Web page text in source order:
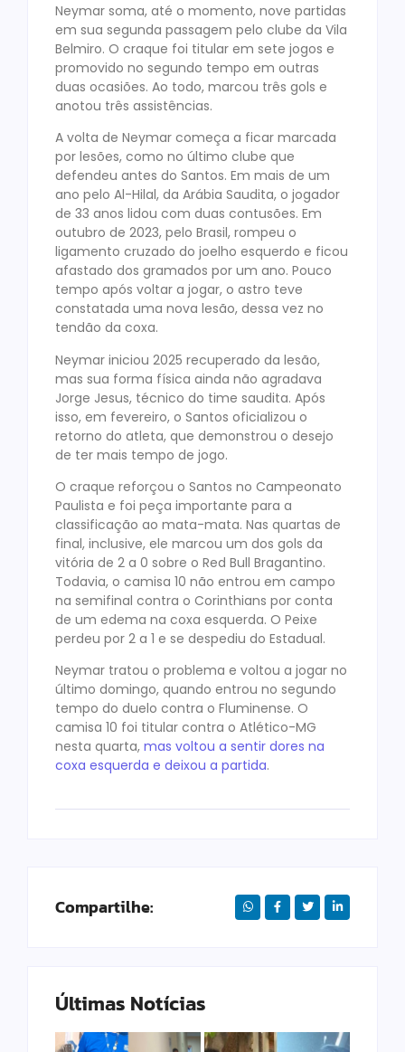
Neymar soma, até o momento, nove partidas
em sua segunda passagem pelo clube da Vila
Belmiro. O craque foi titular em sete jogos e
promovido no segundo tempo em outras
duas ocasiões. Ao todo, marcou três gols e
anotou três assistências.
A volta de Neymar começa a ficar marcada
por lesões, como no último clube que
defendeu antes do Santos. Em mais de um
ano pelo Al-Hilal, da Arábia Saudita, o jogador
de 33 anos lidou com duas contusões. Em
outubro de 2023, pelo Brasil, rompeu o
ligamento cruzado do joelho esquerdo e ficou
afastado dos gramados por um ano. Pouco
tempo após voltar a jogar, o astro teve
constatada uma nova lesão, dessa vez no
tendão da coxa.
Neymar iniciou 2025 recuperado da lesão,
mas sua forma física ainda não agradava
Jorge Jesus, técnico do time saudita. Após
isso, em fevereiro, o Santos oficializou o
retorno do atleta, que demonstrou o desejo
de ter mais tempo de jogo.
O craque reforçou o Santos no Campeonato
Paulista e foi peça importante para a
classificação ao mata-mata. Nas quartas de
final, inclusive, ele marcou um dos gols da
vitória de 2 a 0 sobre o Red Bull Bragantino.
Todavia, o camisa 10 não entrou em campo
na semifinal contra o Corinthians por conta
de um edema na coxa esquerda. O Peixe
perdeu por 2 a 1 e se despediu do Estadual.
Neymar tratou o problema e voltou a jogar no
último domingo, quando entrou no segundo
tempo do duelo contra o Fluminense. O
camisa 10 foi titular contra o Atlético-MG
nesta quarta, mas voltou a sentir dores na
coxa esquerda e deixou a partida.
Compartilhe:
Últimas Notícias